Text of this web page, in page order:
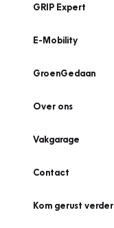
GRIP Expert
E-Mobility
GroenGedaan
Over ons
Vakgarage
Contact
Kom gerust verder